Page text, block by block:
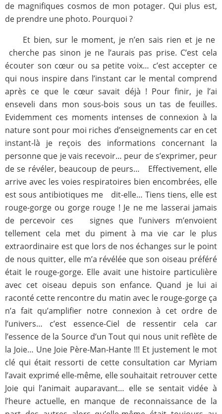
de magnifiques cosmos de mon potager. Qui plus est,
de prendre une photo. Pourquoi ?
Et bien, sur le moment, je n’en sais rien et je ne
cherche pas sinon je ne l’aurais pas prise. C’est cela
écouter son cœur ou sa petite voix… c’est accepter ce
qui nous inspire dans l’instant car le mental comprend
après ce que le cœur savait déjà ! Pour finir, je l’ai
enseveli dans mon sous-bois sous un tas de feuilles.
Evidemment ces moments intenses de connexion à la
nature sont pour moi riches d’enseignements car en cet
instant-là je reçois des informations concernant la
personne que je vais recevoir… peur de s’exprimer, peur
de se révéler, beaucoup de peurs… Effectivement, elle
arrive avec les voies respiratoires bien encombrées, elle
est sous antibiotiques me dit-elle… Tiens tiens, elle est
rouge-gorge ou gorge rouge ! Je ne me lasserai jamais
de percevoir ces signes que l’univers m’envoient
tellement cela met du piment à ma vie car le plus
extraordinaire est que lors de nos échanges sur le point
de nous quitter, elle m’a révélée que son oiseau préféré
était le rouge-gorge. Elle avait une histoire particulière
avec cet oiseau depuis son enfance. Quand je lui ai
raconté cette rencontre du matin avec le rouge-gorge ça
n’a fait qu’amplifier notre connexion à cet ordre de
l’univers… c’est essence-Ciel de ressentir cela car
l’essence de la Source d’un Tout qui nous unit reflète de
la Joie… Une Joie Père-Man-Hante !!! Et justement le mot
clé qui était ressorti de cette consultation car Myriam
l’avait exprimé elle-même, elle souhaitait retrouver cette
Joie qui l’animait auparavant… elle se sentait vidée à
l’heure actuelle, en manque de reconnaissance de la